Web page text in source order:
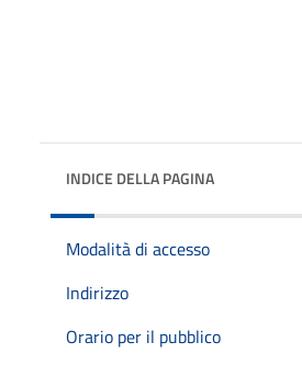
INDICE DELLA PAGINA
Modalità di accesso
Indirizzo
Orario per il pubblico